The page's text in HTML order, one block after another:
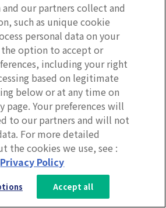
屈なものです。
、厳格なルーチンに従うよう従業
彼らはがっかりするだけです。
らせているのであれば、アプローチ
造性を持たせてあげても問題ない
か？
とはイノベーションの促進につなが
3分で分かるLumApps
サービス資料を無料ダウンロー
ド
our partners collect and
such as unique cookie
personal data on your
the option to accept or
including your right
based on legitimate
below or at any time on
page. Your preferences will
to our partners and will not
For more detailed
the cookies we use, see :
Privacy Policy
Accept all